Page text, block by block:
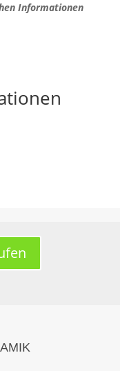
Informationen